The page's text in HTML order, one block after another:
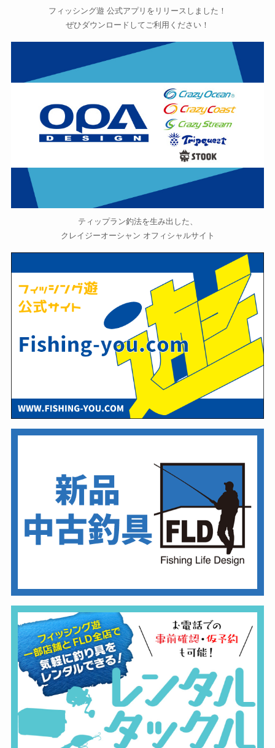
フィッシング遊 公式アプリをリリースしました！
ぜひダウンロードしてご利用ください！
ティップラン釣法を生み出した、
クレイジーオーシャン オフィシャルサイト